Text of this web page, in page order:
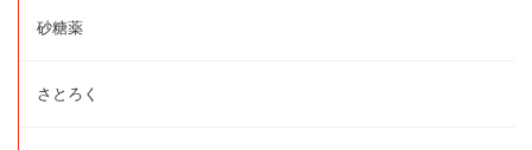
砂糖薬
さとろく